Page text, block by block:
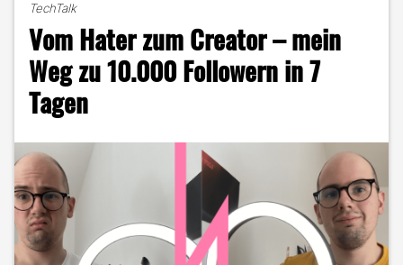
–
Mach
ich
Foto,
tu
ich
TechTalk
Vom Hater zum Creator – mein
Weg zu 10.000 Followern in 7
Tagen